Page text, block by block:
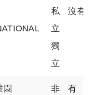
私
立
獨
立
沒有
園
非
有